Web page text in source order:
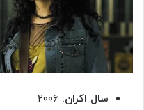
سال اکران: ۲۰۰۶